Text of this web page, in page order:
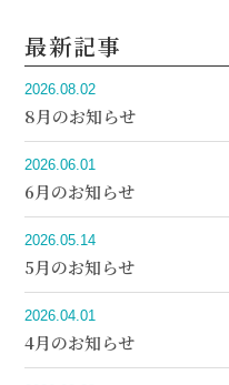
最新記事
2026.08.02
8月のお知らせ
2026.06.01
6月のお知らせ
2026.05.14
5月のお知らせ
2026.04.01
4月のお知らせ